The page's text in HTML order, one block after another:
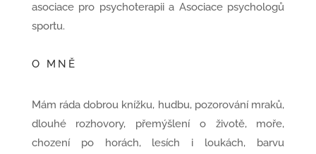
asociace pro psychoterapii a Asociace psychologů
sportu.
O MNĚ
Mám ráda dobrou knížku, hudbu, pozorování mraků,
dlouhé rozhovory, přemýšlení o životě, moře,
chození po horách, lesích i loukách, barvu